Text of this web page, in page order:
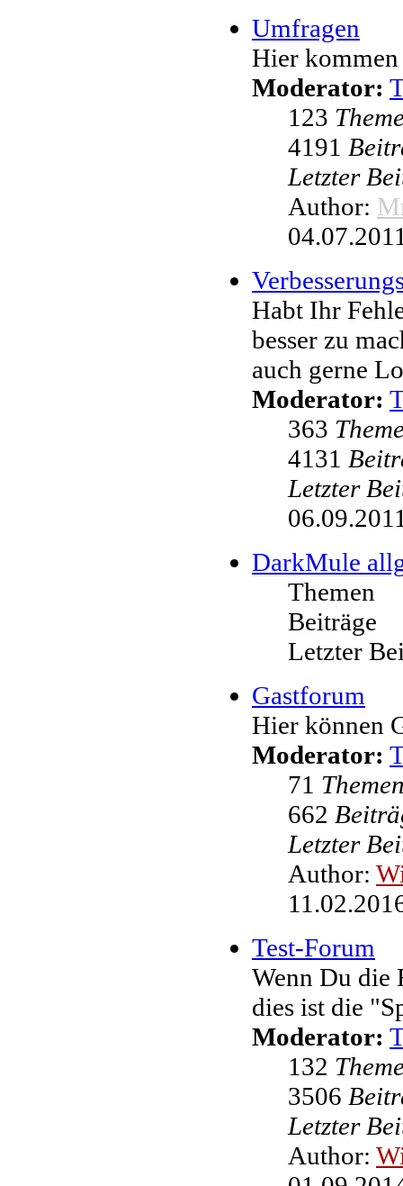
Umfragen
Hier
Moderator:
123
4191
Letzter
Author:
Habt Ihr
besser zu
auch gerne
Moderator:
363
4131
Letzter
DarkMule
Themen
Beiträge
Letzter
Gastforum
Hier können
Moderator:
71
662
Letzter
Author:
Test-Forum
Wenn Du die
dies ist die
Moderator:
132
3506
Letzter
Author: